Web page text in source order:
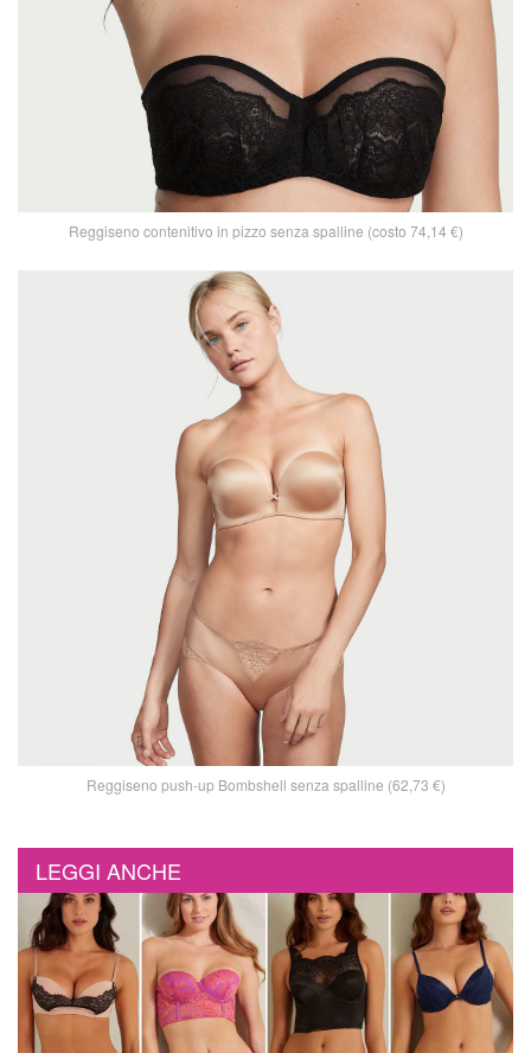
Reggiseno contenitivo in pizzo senza spalline (costo 74,14 €)
Reggiseno push-up Bombshell senza spalline (62,73 €)
LEGGI ANCHE